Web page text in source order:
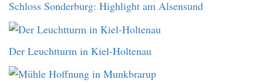
Schloss Sonderburg: Highlight am Alsensund
Der Leuchtturm in Kiel-Holtenau